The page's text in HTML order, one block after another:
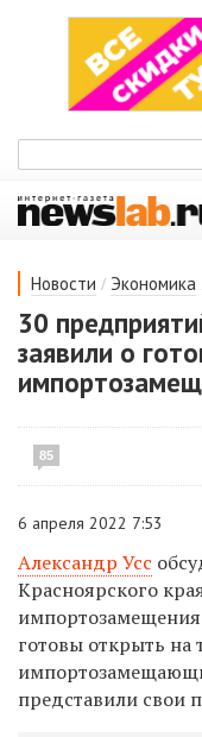
Новости / Экономика
30
заявили о
85
6 апреля 2022 7:53
Александр Усс
Красноярского
готовы открыть на
представили свои